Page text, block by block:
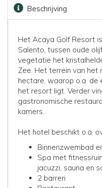
Beschrijving
Het Acaya Golf Resort
Salento, tussen oude
vegetatie het
Zee. Het terrein van
hectare, waarop o.a. de
het resort ligt. Verder
gastronomische
kamers.
Het hotel beschikt o.a.
Binnenzwembad
Spa met
jacuzzi, sauna en
2 barren